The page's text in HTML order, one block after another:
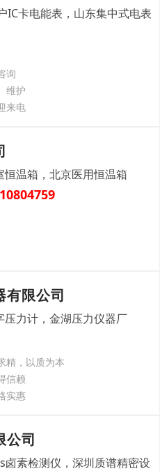
IC卡电能表，山东集中式电表
询
维护
来电
温箱，北京医用恒温箱
有限公司
力计，金湖压力仪器厂
精，以质为本
信赖
实惠
公司
卤素检测仪，深圳质谱精密设